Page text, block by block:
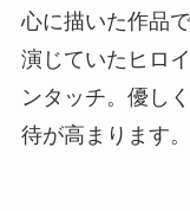
心に描いた作品
演じていたヒロ
ンタッチ。優し
待が高まります。